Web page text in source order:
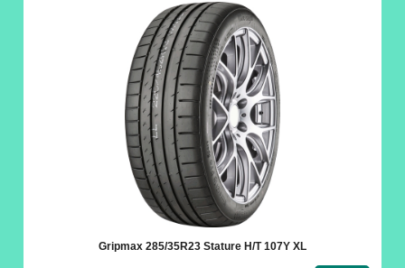
Gripmax 285/35R23 Stature H/T 107Y XL